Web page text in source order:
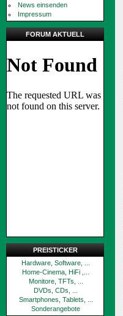
News einsenden
Impressum
FORUM AKTUELL
PREISTICKER
Hardware, Software, ...
Home-Cinema, HiFi ,...
Monitore, TFTs, ...
DVDs, CDs, ...
Smartphones, Tablets, ...
Sonderangebote